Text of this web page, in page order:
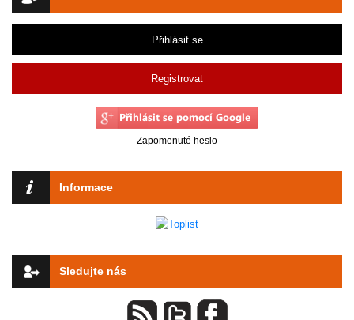
Přihlásit se
Registrovat
Zapomenuté heslo
Informace
Sledujte nás